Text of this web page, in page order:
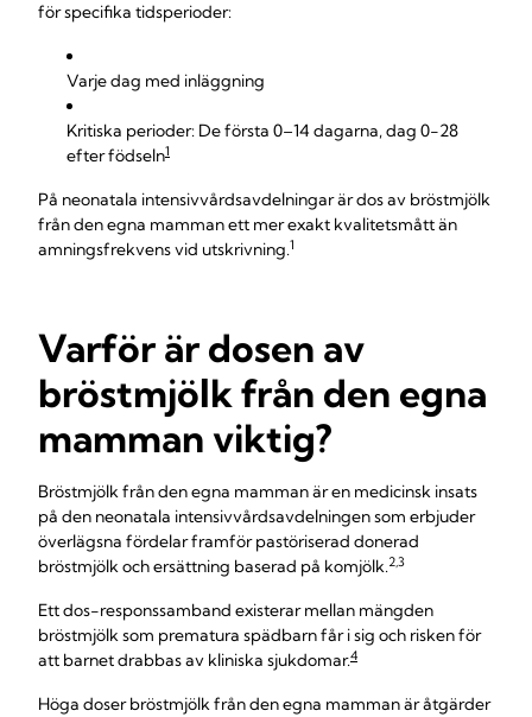
för specifika tidsperioder:
Varje dag med inläggning
Kritiska perioder: De första 0–14 dagarna, dag 0-28
efter födseln1
På neonatala intensivvårdsavdelningar är dos av bröstmjölk
från den egna mamman ett mer exakt kvalitetsmått än
amningsfrekvens vid utskrivning.1
Varför är dosen av
bröstmjölk från den egna
mamman viktig?
Bröstmjölk från den egna mamman är en medicinsk insats
på den neonatala intensivvårdsavdelningen som erbjuder
överlägsna fördelar framför pastöriserad donerad
bröstmjölk och ersättning baserad på komjölk.2,3
Ett dos-responssamband existerar mellan mängden
bröstmjölk som prematura spädbarn får i sig och risken för
att barnet drabbas av kliniska sjukdomar.4
Höga doser bröstmjölk från den egna mamman är åtgärder